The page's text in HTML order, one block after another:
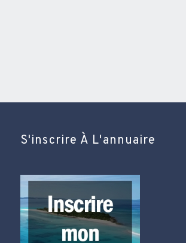
S'inscrire À L'annuaire